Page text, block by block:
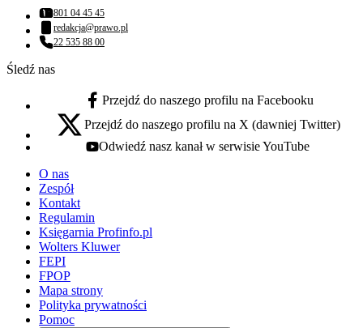
Numer telefonu:
801 04 45 45
Adres email:
redakcja@prawo.pl
Numer telefonu:
22 535 88 00
Śledź nas
facebook - otwiera się w nowej karcie
Przejdź do naszego profilu na Facebooku
x - otwiera się w nowej karcie
Przejdź do naszego profilu na X (dawniej Twitter)
youtube - otwiera się w nowej karcie
Odwiedź nasz kanał w serwisie YouTube
O nas
Zespół
Kontakt
Regulamin
Księgarnia Profinfo.pl
Wolters Kluwer
FEPI
FPOP
Mapa strony
Polityka prywatności
Pomoc